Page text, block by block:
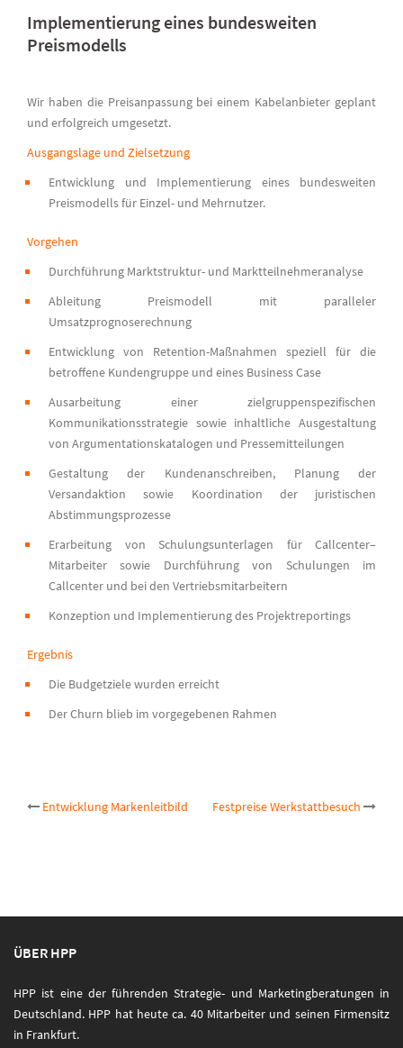
Implementierung eines bundesweiten
Preismodells
Wir haben die Preisanpassung bei einem Kabelanbieter geplant
und erfolgreich umgesetzt.
Ausgangslage und Zielsetzung
Entwicklung und Implementierung eines bundesweiten
Preismodells für Einzel- und Mehrnutzer.
Vorgehen
Durchführung Marktstruktur- und Marktteilnehmeranalyse
Ableitung Preismodell mit paralleler
Umsatzprognoserechnung
Entwicklung von Retention-Maßnahmen speziell für die
betroffene Kundengruppe und eines Business Case
Ausarbeitung einer zielgruppenspezifischen
Kommunikationsstrategie sowie inhaltliche Ausgestaltung
von Argumentationskatalogen und Pressemitteilungen
Gestaltung der Kundenanschreiben, Planung der
Versandaktion sowie Koordination der juristischen
Abstimmungsprozesse
Erarbeitung von Schulungsunterlagen für Callcenter–
Mitarbeiter sowie Durchführung von Schulungen im
Callcenter und bei den Vertriebsmitarbeitern
Konzeption und Implementierung des Projektreportings
Ergebnis
Die Budgetziele wurden erreicht
Der Churn blieb im vorgegebenen Rahmen
Post
Entwicklung Markenleitbild Festpreise Werkstattbesuch
ÜBER HPP
HPP ist eine der führenden Strategie- und Marketingberatungen in
Deutschland. HPP hat heute ca. 40 Mitarbeiter und seinen Firmensitz
in Frankfurt.